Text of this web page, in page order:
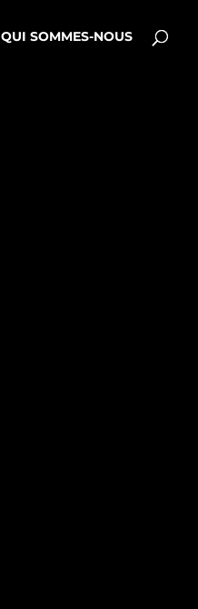
QUI SOMMES-NOUS